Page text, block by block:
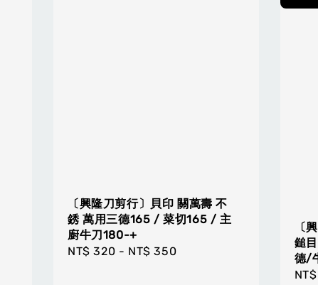
〔興隆刀剪行〕貝印 關萬壽 不
銹 萬用三德165 / 菜切165 / 主
廚牛刀180-+
Regular
NT$ 320 - NT$ 350
〔
鎚
德/